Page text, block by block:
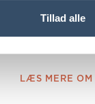
Tillad alle
LÆS MERE OM